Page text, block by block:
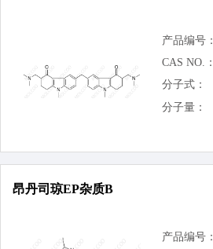
产品编号：
CAS NO.：
分子式：
分子量：
昂丹司琼EP杂质B
产品编号：